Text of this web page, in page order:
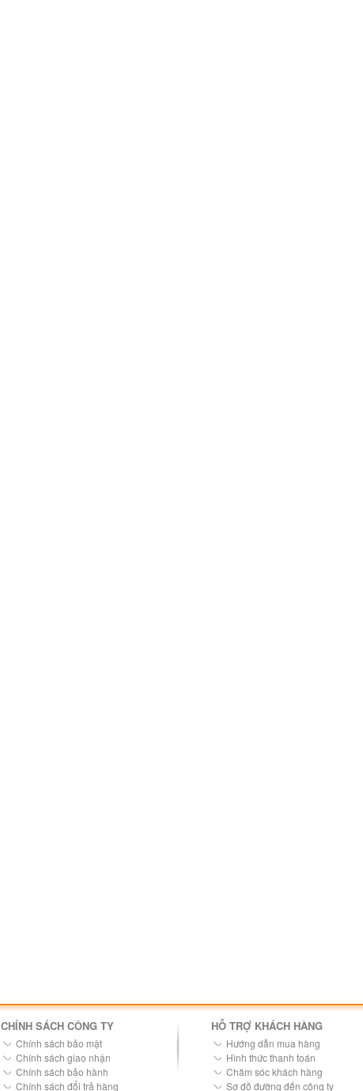
CHÍNH SÁCH CÔNG TY
Chính sách bảo mật
Chính sách giao nhận
Chính sách bảo hành
Chính sách đổi trả hàng
HỖ TRỢ KHÁCH HÀNG
Hướng dẫn mua hàng
Hình thức thanh toán
Chăm sóc khách hàng
Sơ đồ đường đến công ty